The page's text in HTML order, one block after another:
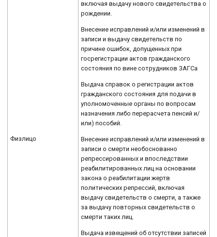
Физлицо
включая выдачу нового свидетельства о
рождении.
Внесение исправлений и/или изменений в
записи и выдачу свидетельств по
причине ошибок, допущенных при
госрегистрации актов гражданского
состояния по вине сотрудников ЗАГСа
Выдача справок о регистрации актов
гражданского состояния для подачи в
уполномоченные органы по вопросам
назначения либо перерасчета пенсий и/
или) пособий.
Внесение исправлений и/или изменений в
записи о смерти необоснованно
репрессированных и впоследствии
реабилитированных лиц на основании
закона о реабилитации жертв
политических репрессий, включая
выдачу свидетельств о смерти, а также
за выдачу повторных свидетельств о
смерти таких лиц.
Выдача извещений об отсутствии записей